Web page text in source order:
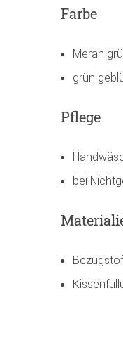
Farbe
Meran
grün
Pflege
bei